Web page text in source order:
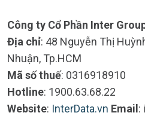
Công ty Cổ Phần Inter
Địa chỉ: 48 Nguyễn Thị
Nhuận, Tp.HCM
Mã số thuế: 0316918910
Hotline: 1900.63.68.22
Website: InterData.vn Email: